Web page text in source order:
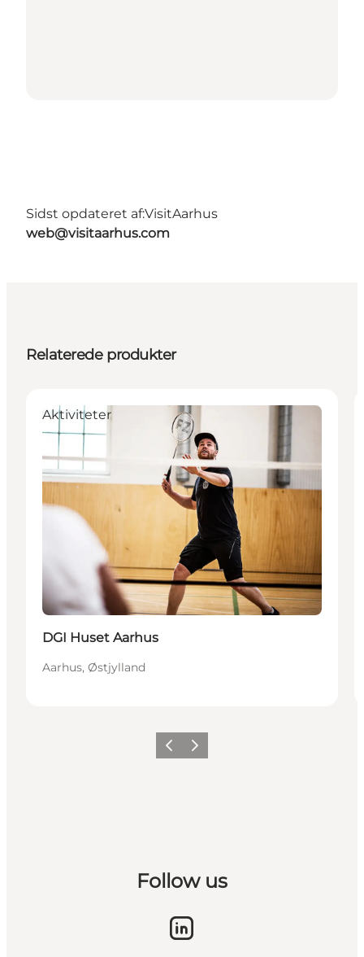
Sidst opdateret af:VisitAarhus
web@visitaarhus.com
Relaterede produkter
Aktiviteter
DGI Huset Aarhus
Aarhus, Østjylland
ForrigeNæste
Follow us